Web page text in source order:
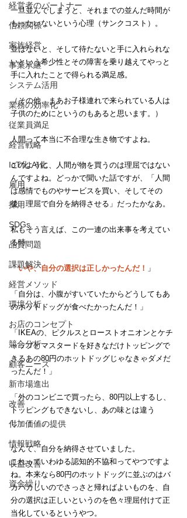
経営者のパートナー
信頼関係
家族経営
事業承継
システム活用
業務の効率化
従業員満足
経営戦略
IoT化 AI化
雇用
採用
SDGs
品質問題
課題解決
経営メソッド
環境分析
お店のコンセプト
競合分析
顧客ニーズ
新市場進出
改善
付加価値の提供
情報戦略
収益改善
資金繰り
一旦並んでしまうと、それまでの並んだ時間が
もったいないという心理（サンクコスト）。
並ばないと、そして待たないと手に入れられな
いという希少性とその障害を乗り越えてやっと
手に入れたことで得られる満足感。
（その他、まあお子様連れで来られている人は
子供のためにというのもあると思います。）
人間って本当に不合理な生き物ですよね。
このように、人間が物を買うのは理屈ではない
んですよね。どっかで聞いた話ですが、「人間
は感情でものやサービスを買い、そしてその
後、理屈で自分を納得させる」だったかなあ。
私もそう言えば、この一連の出来事を考えてい
る時、
「いや、自分の選択は正しかったんだ！ 」
「自分は、小腹がすいていたからどうしてもあ
のホットドッグが食べたかったんだ！」
「IKEAの、ピクルスとローストオニオンとケチ
ャップとマスタードを好きなだけトッピングで
きるあの80円のホットドッグじゃなきゃダメだ
ったんだ！」
「外のコンビニで買ったら、80円以上するし、
トッピングもできないし、あの味とは違う
し・・・」
なんて、自分を納得させていました。
これっていわゆる認知的不協和ってやつですよ
ね。本来なら80円のホットドッグに並ぶのはバ
カバカしいのでさっさと帰ればよいものを、自
分の選択は正しいというのを色々理屈付けて正
当化しているというやつ。